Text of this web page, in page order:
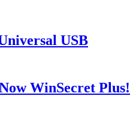
USB
WinSecret Plus!